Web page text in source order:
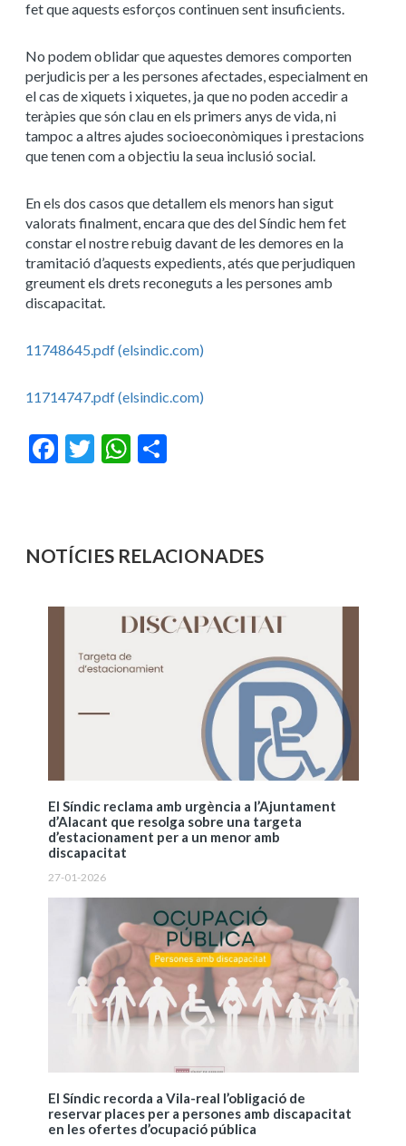
fet que aquests esforços continuen sent insuficients.
No podem oblidar que aquestes demores comporten
perjudicis per a les persones afectades, especialment en
el cas de xiquets i xiquetes, ja que no poden accedir a
teràpies que són clau en els primers anys de vida, ni
tampoc a altres ajudes socioeconòmiques i prestacions
que tenen com a objectiu la seua inclusió social.
En els dos casos que detallem els menors han sigut
valorats finalment, encara que des del Síndic hem fet
constar el nostre rebuig davant de les demores en la
tramitació d’aquests expedients, atés que perjudiquen
greument els drets reconeguts a les persones amb
discapacitat.
11748645.pdf (elsindic.com)
11714747.pdf (elsindic.com)
Facebook
Twitter WhatsApp
NOTÍCIES RELACIONADES
El Síndic reclama amb urgència a l’Ajuntament
d’Alacant que resolga sobre una targeta
d’estacionament per a un menor amb
discapacitat
27-01-2026
El Síndic recorda a Vila-real l’obligació de
reservar places per a persones amb discapacitat
en les ofertes d’ocupació pública